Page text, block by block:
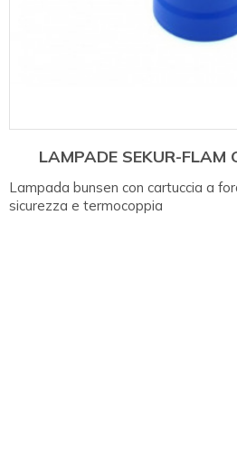
LAMPADE SEKUR-FLAM
Lampada bunsen con cartuccia a
sicurezza e termocoppia